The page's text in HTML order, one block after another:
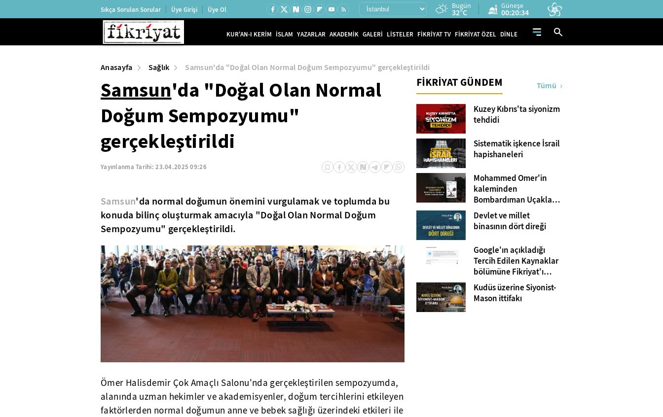
Sıkça Sorulan Sorular Üye Girişi Üye Ol Bugün
32°C
Güneşe
00:20:33
KUR'AN-I KERİM İSLAM YAZARLAR AKADEMİK GALERİ LİSTELER FİKRİYAT TV FİKRİYAT ÖZEL DİNLE
Anasayfa Sağlık Samsun'da "Doğal Olan Normal Doğum Sempozyumu" gerçekleştirildi
Samsun'da "Doğal Olan Normal
Doğum Sempozyumu"
gerçekleştirildi
Yayınlanma Tarihi:23.04.2025 09:26
Samsun'da normal doğumun önemini vurgulamak ve toplumda bu
konuda bilinç oluşturmak amacıyla "Doğal Olan Normal Doğum
Sempozyumu" gerçekleştirildi.
Ömer Halisdemir Çok Amaçlı Salonu'nda gerçekleştirilen sempozyumda,
alanında uzman hekimler ve akademisyenler, doğum tercihlerini etkileyen
faktörlerden normal doğumun anne ve bebek sağlığı üzerindeki etkileri ile
FİKRİYAT GÜNDEM Tümü
Kuzey Kıbrıs'ta siyonizm
tehdidi
Sistematik işkence İsrail
hapishaneleri
Mohammed Omer'in
kaleminden
Bombardıman Uçakları
ve Tanklar Arasında
Gazze
Devlet ve millet
binasının dört direği
Google'ın açıkladığı
Tercih Edilen Kaynaklar
bölümüne Fikriyat'ı
eklemeyi unutmayın!
Kudüs üzerine Siyonist-
Mason ittifakı